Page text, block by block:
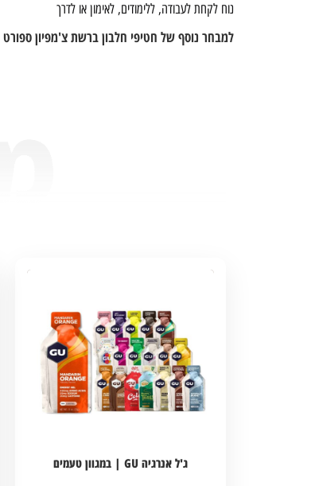
נוח לקחת לעבודה, ללימודים, לאימון או לדרך
למבחר נוסף של חטיפי חלבון ברשת צ'מפיון ספורט
ג'ל אנרגיה GU | במגוון טעמים